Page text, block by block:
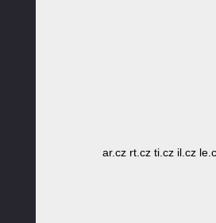
ar.cz rt.cz ti.cz il.cz